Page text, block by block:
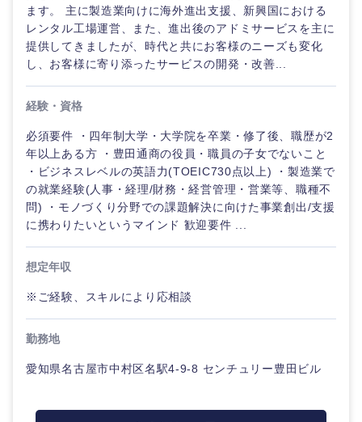
鹿児島県 沖縄県
ます。 主に製造業向けに海外進出支援、新興国における
レンタル工場運営、また、進出後のアドミサービスを主に
提供してきましたが、時代と共にお客様のニーズも変化
し、お客様に寄り添ったサービスの開発・改善...
経験・資格
必須要件 ・四年制大学・大学院を卒業・修了後、職歴が2
年以上ある方 ・豊田通商の役員・職員の子女でないこと
・ビジネスレベルの英語力(TOEIC730点以上) ・製造業で
の就業経験(人事・経理/財務・経営管理・営業等、職種不
問) ・モノづくり分野での課題解決に向けた事業創出/支援
に携わりたいというマインド 歓迎要件 ...
想定年収
※ご経験、スキルにより応相談
勤務地
愛知県名古屋市中村区名駅4-9-8 センチュリー豊田ビル